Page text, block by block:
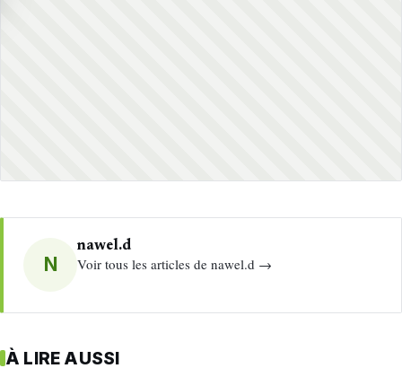
N
nawel.d
Voir tous les articles de nawel.d →
À LIRE AUSSI